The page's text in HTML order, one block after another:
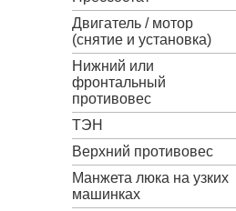
Двигатель / мотор
(снятие и установка)
Нижний или
фронтальный
противовес
ТЭН
Верхний противовес
Манжета люка на узких
машинках